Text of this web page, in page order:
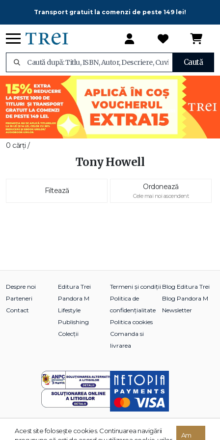
Transport gratuit la comenzi de peste 149 lei!
Caută
0 cărți /
Tony Howell
Filtează Ordonează
Cele mai noi ascendent
Despre noi
Parteneri
Contact
Editura Trei
Pandora M
Lifestyle
Publishing
Colecții
Termeni și condiții
Politica de
confidențialitate
Politica cookies
Comanda si
livrarea
Blog Editura Trei
Blog Pandora M
Newsletter
© 2026 Grupul Editorial TREI. Toate drepturile rezervate.
Acest site foloseşte cookies. Continuarea navigării
Am